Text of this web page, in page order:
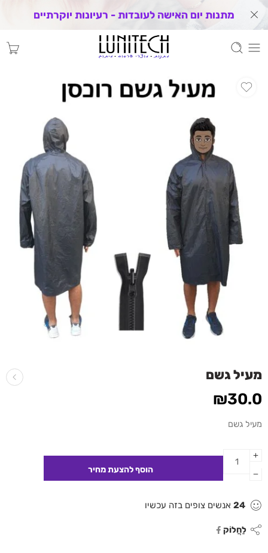
מתנות יום האישה לעובדות - רעיונות יוקרתיים
מעיל גשם
₪30.0
מעיל גשם
24 אנשים צופים בזה עכשיו
לַחֲלוֹק